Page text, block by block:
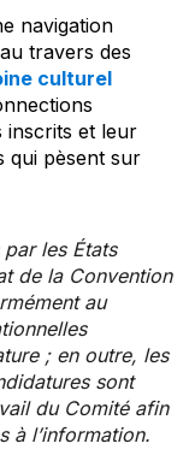
navigation
travers des
culturel
inscrits et leur
qui pèsent sur
les États
de la Convention
au
; en outre, les
sont
du Comité afin
à l’information.